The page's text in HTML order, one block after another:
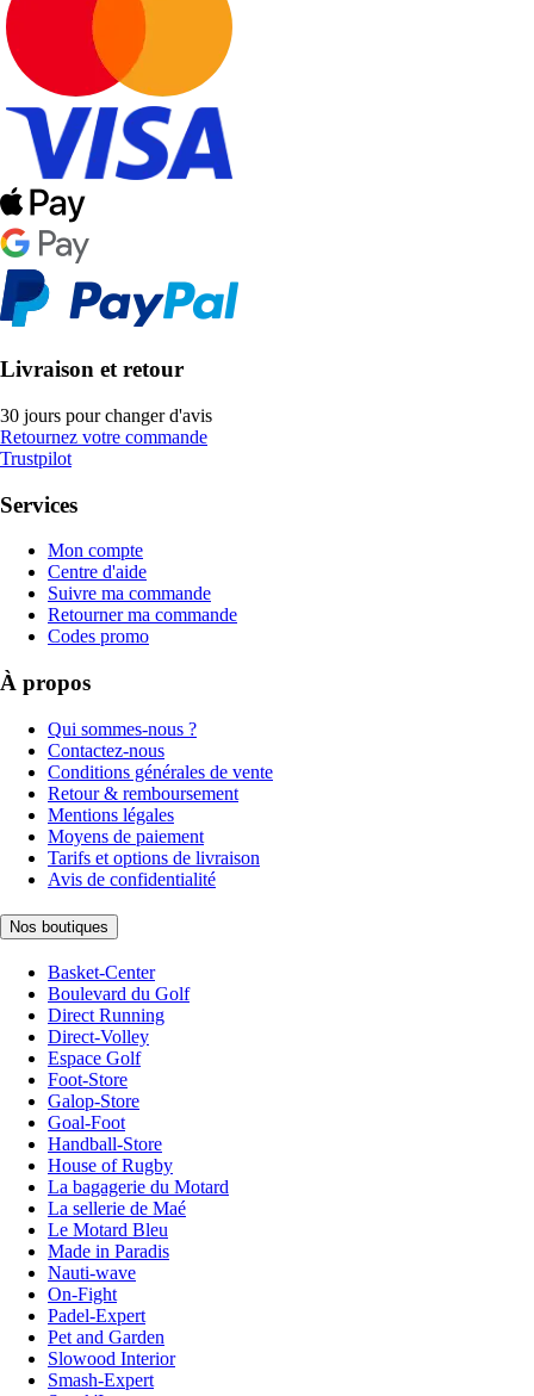
Livraison et retour
30 jours pour changer d'avis
Retournez votre commande
Trustpilot
Services
Mon compte
Centre d'aide
Suivre ma commande
Retourner ma commande
Codes promo
À propos
Qui sommes-nous ?
Contactez-nous
Conditions générales de vente
Retour & remboursement
Mentions légales
Moyens de paiement
Tarifs et options de livraison
Avis de confidentialité
Nos boutiques
Basket-Center
Boulevard du Golf
Direct Running
Direct-Volley
Espace Golf
Foot-Store
Galop-Store
Goal-Foot
Handball-Store
House of Rugby
La bagagerie du Motard
La sellerie de Maé
Le Motard Bleu
Made in Paradis
Nauti-wave
On-Fight
Padel-Expert
Pet and Garden
Slowood Interior
Smash-Expert